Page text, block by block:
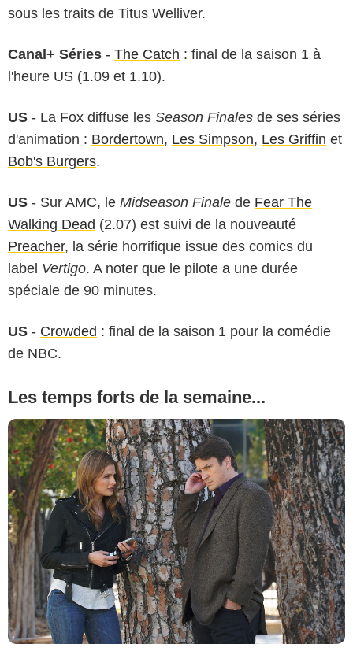
sous les traits de Titus Welliver.
Canal+ Séries - The Catch : final de la saison 1 à
l'heure US (1.09 et 1.10).
US - La Fox diffuse les Season Finales de ses séries
d'animation : Bordertown, Les Simpson, Les Griffin et
Bob's Burgers.
US - Sur AMC, le Midseason Finale de Fear The
Walking Dead (2.07) est suivi de la nouveauté
Preacher, la série horrifique issue des comics du
label Vertigo. A noter que le pilote a une durée
spéciale de 90 minutes.
US - Crowded : final de la saison 1 pour la comédie
de NBC.
Les temps forts de la semaine...